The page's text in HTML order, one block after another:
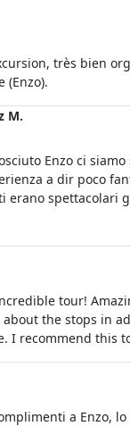
très bien
(Enzo).
M.
Enzo ci
a dir poco
erano spettacolari
nostro capitano
cuore. È
tour!
the stops in
I recommend this
a Enzo,